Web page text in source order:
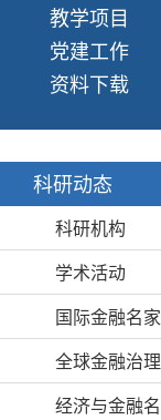
教学项目
党建工作
资料下载
科研动态
科研机构
学术活动
国际金融名
全球金融治
经济与金融